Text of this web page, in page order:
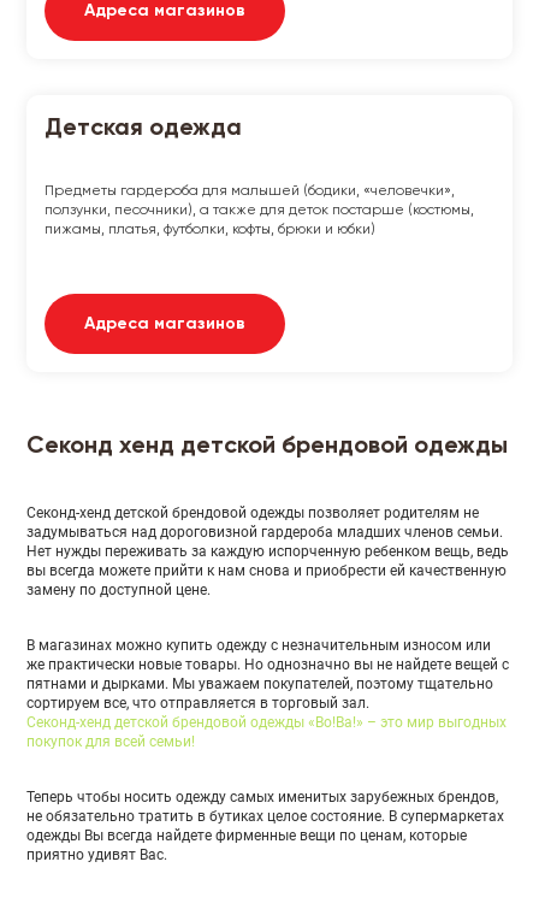
Адреса магазинов
Детская одежда
Предметы гардероба для малышей (бодики, «человечки»,
ползунки, песочники), а также для деток постарше (костюмы,
пижамы, платья, футболки, кофты, брюки и юбки)
Адреса магазинов
Секонд хенд детской брендовой одежды
Секонд-хенд детской брендовой одежды позволяет родителям не
задумываться над дороговизной гардероба младших членов семьи.
Нет нужды переживать за каждую испорченную ребенком вещь, ведь
вы всегда можете прийти к нам снова и приобрести ей качественную
замену по доступной цене.
В магазинах можно купить одежду с незначительным износом или
же практически новые товары. Но однозначно вы не найдете вещей с
пятнами и дырками. Мы уважаем покупателей, поэтому тщательно
сортируем все, что отправляется в торговый зал.
Секонд-хенд детской брендовой одежды «Во!Ва!» – это мир выгодных
покупок для всей семьи!
Теперь чтобы носить одежду самых именитых зарубежных брендов,
не обязательно тратить в бутиках целое состояние. В супермаркетах
одежды Вы всегда найдете фирменные вещи по ценам, которые
приятно удивят Вас.